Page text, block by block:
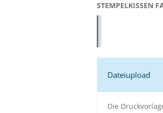
STEMPELKISSEN
Dateiupload
Die